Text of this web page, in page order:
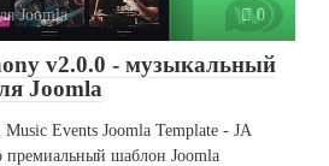
Joomla 0
v2.0.0 - музыкальный
Joomla
Events Joomla Template - JA
премиальный шаблон Joomla